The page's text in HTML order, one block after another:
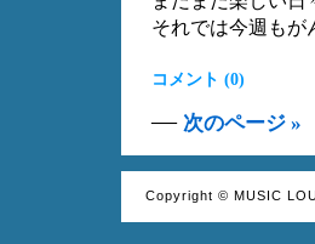
それでは今週もが
コメント (0)
— 次のページ »
Copyright © MUSIC